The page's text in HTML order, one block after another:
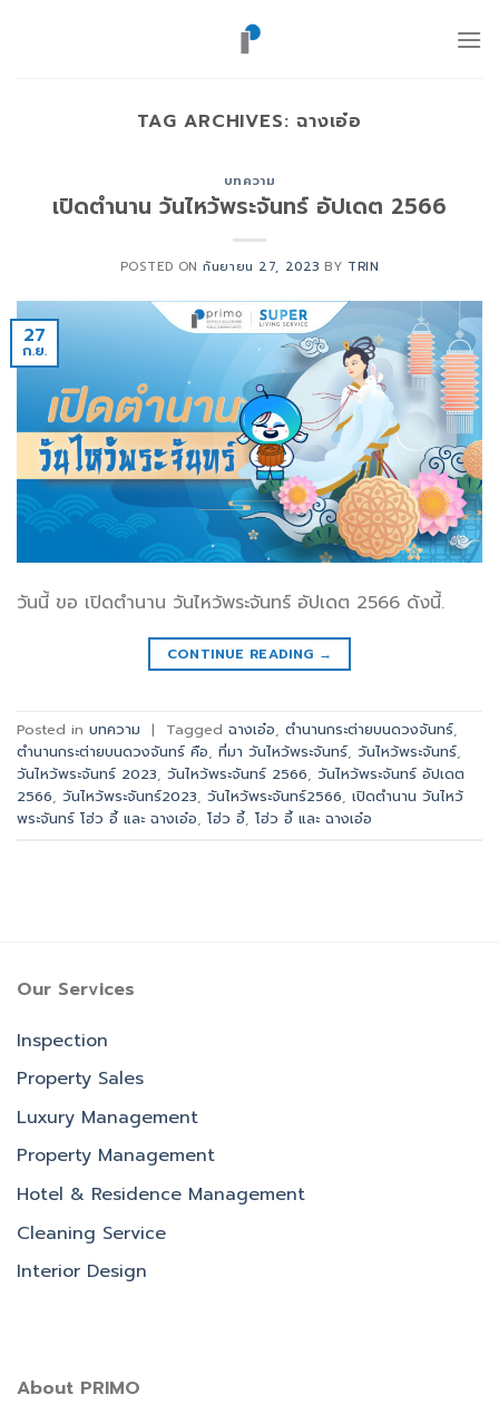
TAG ARCHIVES: ฉางเอ๋อ
บทความ
เปิดตำนาน วันไหว้พระจันทร์ อัปเดต 2566
POSTED ONกันยายน 27, 2023 BY TRIN
27
ก.ย.
วันนี้ ขอ เปิดตำนาน วันไหว้พระจันทร์ อัปเดต 2566 ดังนี้.
CONTINUE READING →
Posted in บทความ | Tagged ฉางเอ๋อ, ตำนานกระต่ายบนดวงจันทร์,
ตำนานกระต่ายบนดวงจันทร์ คือ, ที่มา วันไหว้พระจันทร์, วันไหว้พระจันทร์,
วันไหว้พระจันทร์ 2023, วันไหว้พระจันทร์ 2566, วันไหว้พระจันทร์ อัปเดต
2566, วันไหว้พระจันทร์2023, วันไหว้พระจันทร์2566, เปิดตำนาน วันไหว้
พระจันทร์ โฮ่ว อี้ และ ฉางเอ๋อ, โฮ่ว อี้, โฮ่ว อี้ และ ฉางเอ๋อ
Our Services
Inspection
Property Sales
Luxury Management
Property Management
Hotel & Residence Management
Cleaning Service
Interior Design
About PRIMO